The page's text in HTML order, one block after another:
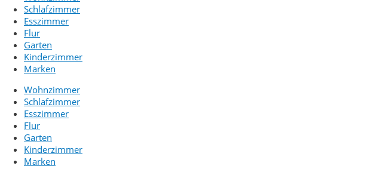
Schlafzimmer
Esszimmer
Flur
Garten
Kinderzimmer
Marken
Wohnzimmer
Schlafzimmer
Esszimmer
Flur
Garten
Kinderzimmer
Marken